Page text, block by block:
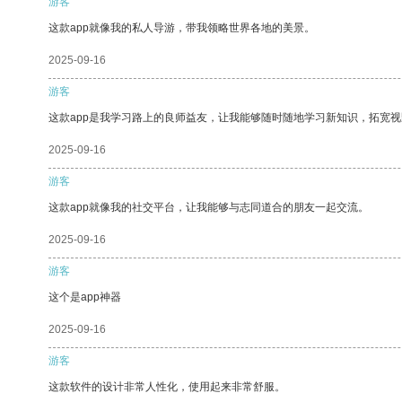
这款app就像我的私人导游，带我领略世界各地的美景。
2025-09-16
游客
这款app是我学习路上的良师益友，让我能够随时随地学习新知识，拓宽
2025-09-16
游客
这款app就像我的社交平台，让我能够与志同道合的朋友一起交流。
2025-09-16
游客
这个是app神器
2025-09-16
游客
这款软件的设计非常人性化，使用起来非常舒服。